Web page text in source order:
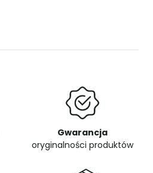
Gwarancja
oryginalności produktów